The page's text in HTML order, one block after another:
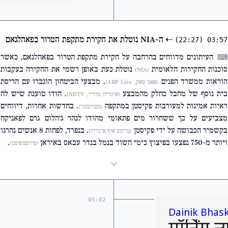
03:57
(22:27)
⇠ ה-NIA נוטלת את חקירת מתקפת הטרור בפאהלגאם
⌨ העיתונים מדווחים בהרחבה על חקירת מתקפת הטרור בפאהלגאם, כאשר
סוכנות החקירות הלאומית (NIA)
נוטלת כעת באופן רשמי את החקירה בעקבות
הוראות ממשרד הפנים (אאג' טאק, ABP Live)
. מבצעי הביטחון הוגברו עם הריסת
בית נוסף של מחבל כחלק מהמבצע (אינדיה טודיי, NDTV)
. הודו טוענת שיש לה
ראיות אמינות למעורבות פקיסטן במתקפה (מטרובומי). בחדשות אחרות, דיווחים
מצביעים על כך ששחרור מים פתאומי מהודו לנהר ג'הלום גרם לפאניקה
בקשמיר הכבושה על ידי פקיסטן (טיימס אוף אינדיה)
. בנפרד, לפחות 8 אנשים נהרגו
ויותר מ-750 נפצעו בפיצוץ כימי חשוד בנמל בנדר עבאס באיראן
(פירסטפוסט).
05:02
Dainik